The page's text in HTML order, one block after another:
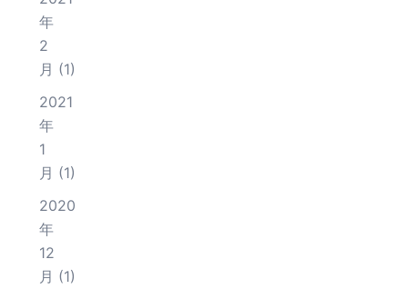
年
2
月 (1)
2021
年
1
月 (1)
2020
年
12
月 (1)